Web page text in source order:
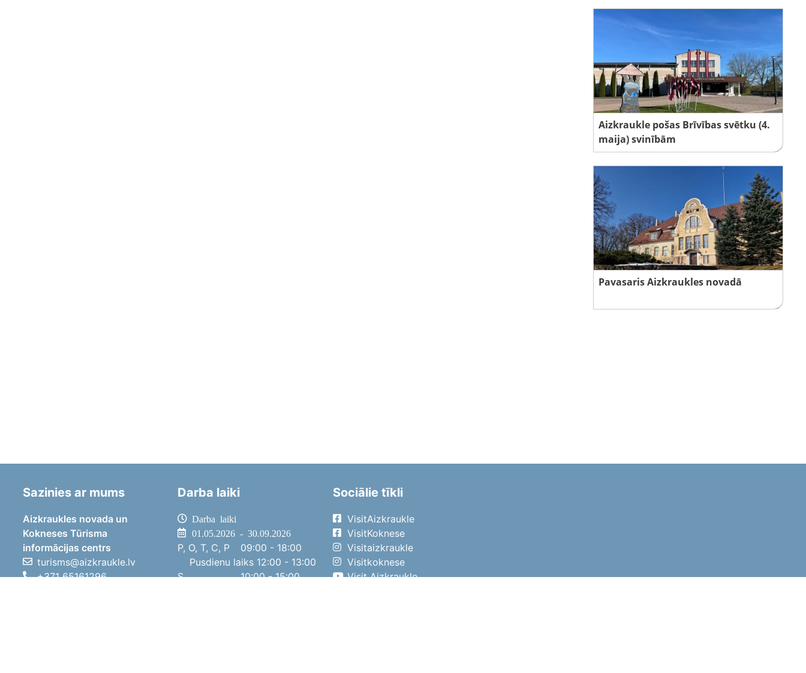
Aizkraukle pošas Brīvības svētku (4.
maija) svinībām
Pavasaris Aizkraukles novadā
Sazinies ar mums
Aizkraukles novada un
Kokneses Tūrisma
informācijas centrs
turisms@aizkraukle.lv
+371 65161296
Darba laiki
Darba laiki
01.05.2026 - 30.09.2026
P, O, T, C, P
09:00 - 18:00
Pusdienu laiks 12:00 - 13:00
S
10:00 - 15:00
Sociālie tīkli
VisitAizkraukle
VisitKoknese
Visitaizkraukle
Visitkoknese
Visit Aizkraukle